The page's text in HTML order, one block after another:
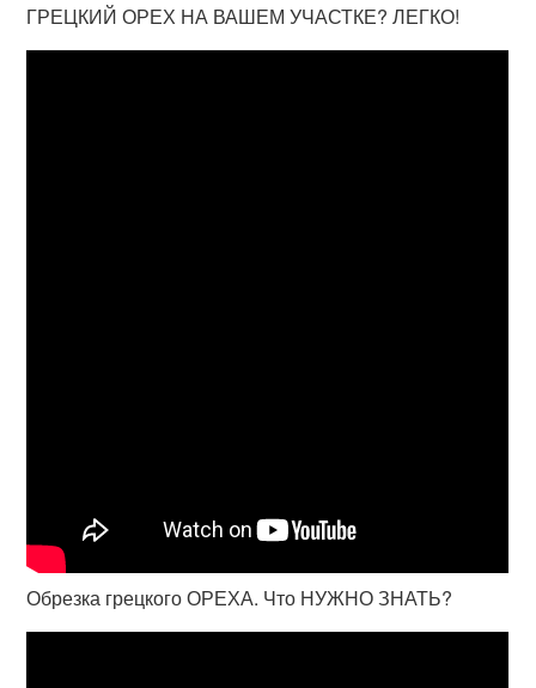
ГРЕЦКИЙ ОРЕХ НА ВАШЕМ УЧАСТКЕ? ЛЕГКО!
Обрезка грецкого ОРЕХА. Что НУЖНО ЗНАТЬ?